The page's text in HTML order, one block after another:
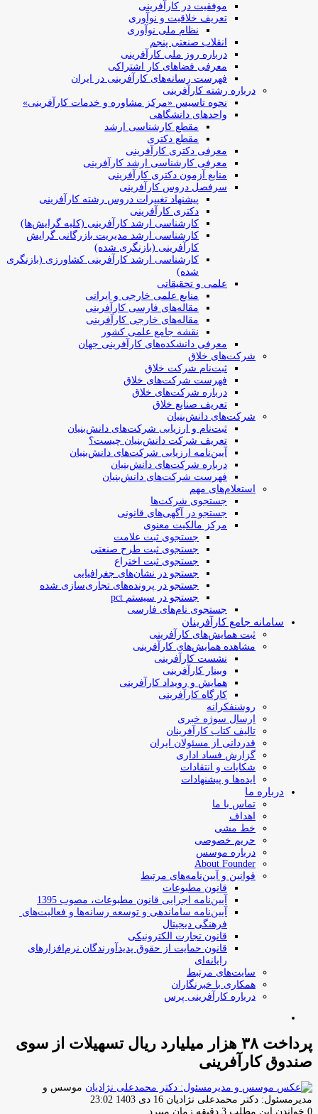
موفقیت در کارآفرینی
تعریف خلاقیت و نوآوری
نظام ملی نوآوری
انقلاب صنعتی پنجم
درباره روز ملی کارآفرینی
معرفی فضاهای کار اشتراکی
فهرست رسانه‌های کارآفرینی در ایران
درباره رشته کارآفرینی
نحوه تاسیس «مرکز مشاوره و خدمات کارآفرینی»
واحدهای دانشگاهی
مقطع کارشناسی ارشد
مقطع دکتری
معرفی دکتری کارآفرینی
معرفی کارشناسی ارشد کارآفرینی
منابع آزمون دکتری کارآفرینی
سرفصل دروس کارآفرینی
پیشنهاد تغییرات دروس رشته کارآفرینی
دکتری کارآفرینی
کارشناسی ارشد کارآفرینی (کلیه گرایش‌ها)
کارشناسی ارشد مدیریت بازرگانی گرایش
کارآفرینی (بازنگری شده)
کارشناسی ارشد کارآفرینی کشاورزی (بازنگری
شده)
علمی و تحقیقاتی
منابع علمی خارجی و ایرانی
مقاله‌های فارسی کارآفرینی
مقاله‌های خارجی کارآفرینی
نقشه جامع علمی کشور
معرفی دانشکده‌های کارآفرینی جهان
شرکت‌های خلاق
ثبت‌نام شرکت خلاق
فهرست شرکت‌های خلاق
درباره شرکت‌های خلاق
تعریف صنایع خلاق
شرکت‌های دانش‌بنیان
ثبت‌نام و ارزیابی شرکت‌های دانش‌بنیان
تعریف شرکت دانش‌بنیان چیست؟
آیین‌نامه ارزیابی شرکت‌های دانش‌بنیان
درباره شرکت‌های دانش‌بنیان
فهرست شرکت‌های دانش‌بنیان
استعلام‌های مهم
جستجوی شرکت‌ها
جستجو در آگهی‌های قانونی
مرکز مالکیت معنوی
جستجوی ثبت علامت
جستجوی ثبت طرح صنعتی
جستجوی ثبت اختراع
جستجو در نشان‌های جغرافیایی
جستجو در پرونده‌های تجاری‌سازی شده
جستجو در سیستم pct
جستجوی نام‌های فارسی
سامانه جامع کارآفرینان
ثبت همایش‌های کارآفرینی
مشاهده همایش‌های کارآفرینی
نشست کارآفرینی
وبینار کارآفرینی
همایش و رویداد کارآفرینی
کارگاه کارآفرینی
روشنفکرانه
ارسال سوژه‌ خبری
تالیف کتاب کارآفرینان
قدردانی از مسئولان ایران
گزارش فساد اداری
شکایات و انتقادات
ایده‌ها و پیشنهادات
درباره ما
تماس با ما
اهداف
خط مشی
حریم خصوصی
درباره موسس
About Founder
قوانین و آیین‌نامه‌های مرتبط
‌قانون مطبوعات
آیین‌نامه اجرایی قانون مطبوعات، مصوب 1395
آیین‌نامه سامان­دهی و توسعه رسانه­‌ها و فعالیت‌­های
فرهنگی دیجیتال
قانون تجارت الکترونیکی
قانون حمایت از حقوق پدیدآورندگان نرم‌افزارهای
رایانه‌ای
سایت‌های مرتبط
همکاری با خبرنگاران
درباره کارآفرینی پرس
پرداخت ۳۸ هزار میلیارد ریال تسهیلات از سوی
صندوق کارآفرینی
موسس و
مدیرمسئول: دکتر محمدعلی نژادیان ارسال
ایمیل
16 دی 1403 23:02
0 خواندن این مطلب 3 دقیقه زمان میبرد